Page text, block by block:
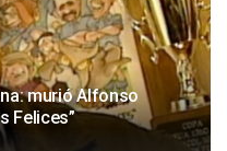
murió Alfonso
Felices”